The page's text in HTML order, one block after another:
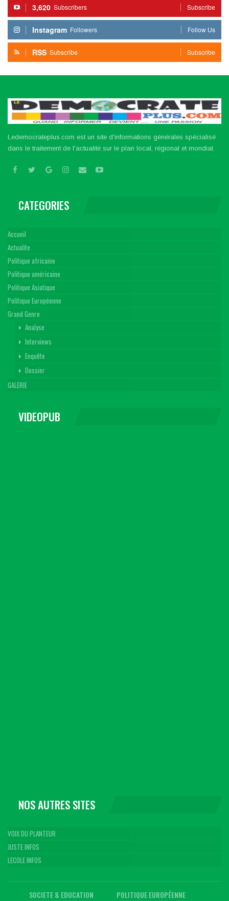
3,620 Subscribers Subscribe
Instagram Followers Follow Us
RSS Subscribe Subscribe
Ledemocrateplus.com est un site d'informations générales spécialisé
dans le traitement de l'actualité sur le plan local, régional et mondial.
CATEGORIES
Accueil
Actualite
Politique africaine
Politique américaine
Politique Asiatique
Politique Européenne
Grand Genre
Analyse
Interviews
Enquête
Dossier
GALERIE
VIDEOPUB
NOS AUTRES SITES
VOIX DU PLANTEUR
JUSTE INFOS
LECOLE INFOS
SOCIETE & EDUCATION POLITIQUE EUROPÉENNE